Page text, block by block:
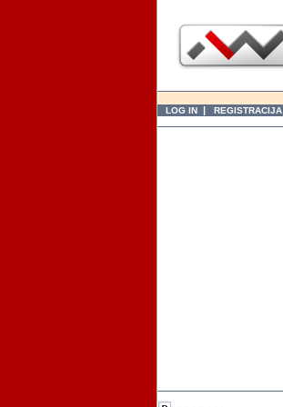
LOG IN | REGISTRACIJA